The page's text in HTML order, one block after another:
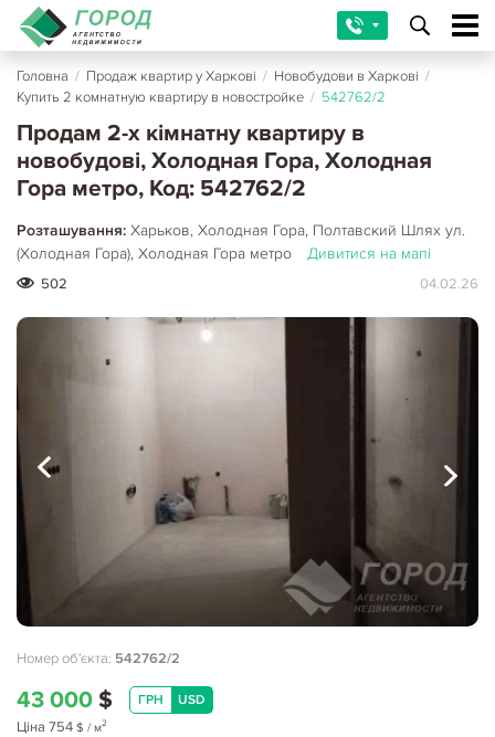
Головна / Продаж квартир у Харкові / Новобудови в Харкові /
Купить 2 комнатную квартиру в новостройке / 542762/2
Продам 2-х кімнатну квартиру в
новобудові, Холодная Гора, Холодная
Гора метро, Код: 542762/2
Розташування: Харьков, Холодная Гора, Полтавский Шлях ул.
(Холодная Гора), Холодная Гора метро
Дивитися на мапі
502 04.02.26
Номер об'єкта: 542762/2
43 000 $ ГРН USD
Ціна 754 $ / м2